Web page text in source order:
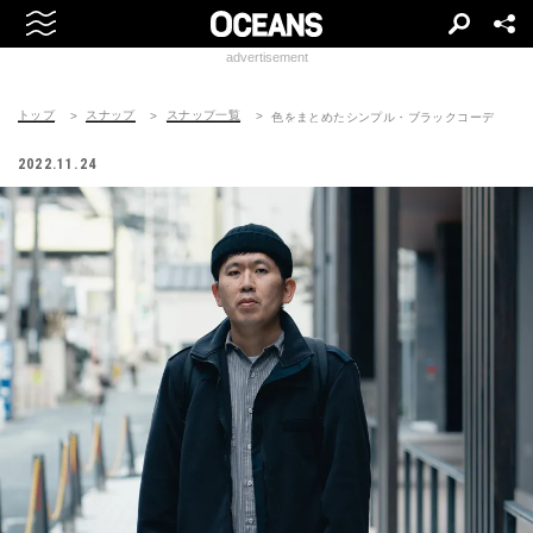
advertisement
トップ スナップ スナップ一覧 色をまとめたシンプル・ブラックコーデ
2022.11.24